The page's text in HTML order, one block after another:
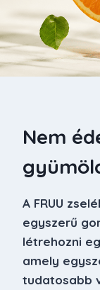
Nem
A FRUU
egyszerű
létrehozni
amely
tudatosabb